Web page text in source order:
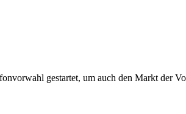
gestartet, um auch den Markt der